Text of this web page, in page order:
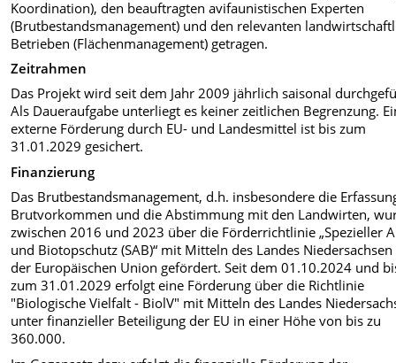
Koordination), den beauftragten avifaunistischen Experten
(Brutbestandsmanagement) und den relevanten
Betrieben (Flächenmanagement) getragen.
Zeitrahmen
Das Projekt wird seit dem Jahr 2009 jährlich saisonal
Als Daueraufgabe unterliegt es keiner zeitlichen Begrenzung.
externe Förderung durch EU- und Landesmittel ist bis zum
31.01.2029 gesichert.
Finanzierung
Das Brutbestandsmanagement, d.h. insbesondere die
Brutvorkommen und die Abstimmung mit den Landwirten,
zwischen 2016 und 2023 über die Förderrichtlinie „Spezieller
und Biotopschutz (SAB)“ mit Mitteln des Landes
der Europäischen Union gefördert. Seit dem 01.10.2024 und
zum 31.01.2029 erfolgt eine Förderung über die Richtlinie
"Biologische Vielfalt - BiolV" mit Mitteln des Landes
unter finanzieller Beteiligung der EU in einer Höhe von bis zu
360.000.